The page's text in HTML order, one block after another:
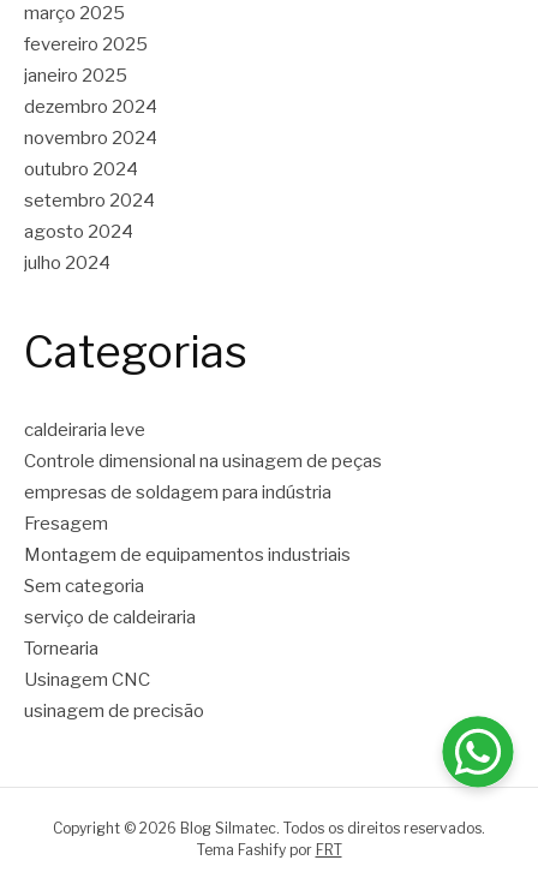
março 2025
fevereiro 2025
janeiro 2025
dezembro 2024
novembro 2024
outubro 2024
setembro 2024
agosto 2024
julho 2024
Categorias
caldeiraria leve
Controle dimensional na usinagem de peças
empresas de soldagem para indústria
Fresagem
Montagem de equipamentos industriais
Sem categoria
serviço de caldeiraria
Tornearia
Usinagem CNC
usinagem de precisão
Copyright © 2026 Blog Silmatec. Todos os direitos reservados.
Tema Fashify por FRT